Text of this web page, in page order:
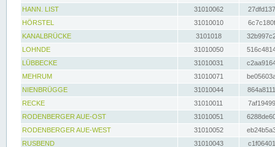
HANN. LIST
31010062
HÖRSTEL
31010010
KANALBRÜCKE
3101018
LOHNDE
31010050
LÜBBECKE
31010031
MEHRUM
31010071
NIENBRÜGGE
31010044
RECKE
31010011
RODENBERGER AUE-OST
31010051
RODENBERGER AUE-WEST
31010052
RUSBEND
31010043